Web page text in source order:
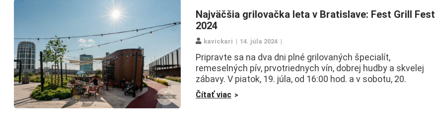
Najväčšia grilovačka leta v Bratislave: Fest Grill Fest
2024
kavickari 14. júla 2024
Pripravte sa na dva dni plné grilovaných špecialít,
remeselných pív, prvotriednych vín, dobrej hudby a skvelej
zábavy. V piatok, 19. júla, od 16:00 hod. a v sobotu, 20.
Čítať viac